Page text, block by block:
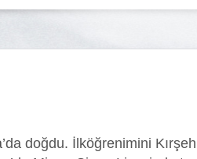
doğdu. İlköğrenimini